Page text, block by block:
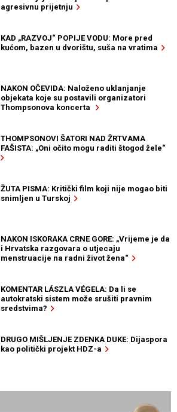
agresivnu prijetnju
KAD „RAZVOJ“ POPIJE VODU: More pred
kućom, bazen u dvorištu, suša na vratima
NAKON OČEVIDA: Naloženo uklanjanje
objekata koje su postavili organizatori
Thompsonova koncerta
THOMPSONOVI ŠATORI NAD ŽRTVAMA
FAŠISTA: „Oni očito mogu raditi štogod žele“
ŽUTA PISMA: Kritički film koji nije mogao biti
snimljen u Turskoj
NAKON ISKORAKA CRNE GORE: „Vrijeme je da
i Hrvatska razgovara o utjecaju
menstruacije na radni život žena“
KOMENTAR LÁSZLA VÉGELA: Da li se
autokratski sistem može srušiti pravnim
sredstvima?
DRUGO MIŠLJENJE ZDENKA DUKE: Dijaspora
kao politički projekt HDZ-a